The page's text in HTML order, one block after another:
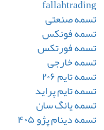
fallahtrading
تسمه صنعتی
تسمه فونکس
تسمه فورتکس
تسمه خارجی
تسمه تایم ۲۰۶
تسمه تایم پراید
تسمه یانگ سان
تسمه دینام پژو ۴۰۵